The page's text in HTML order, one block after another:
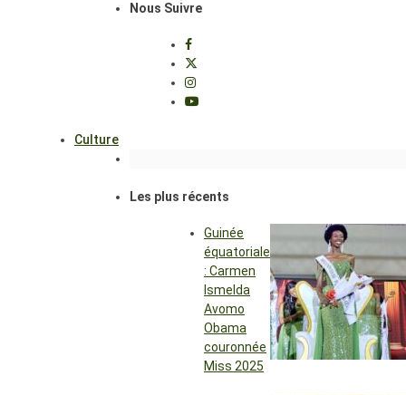
Nous Suivre
Culture
Les plus récents
Guinée
équatoriale
: Carmen
Ismelda
Avomo
Obama
couronnée
Miss 2025